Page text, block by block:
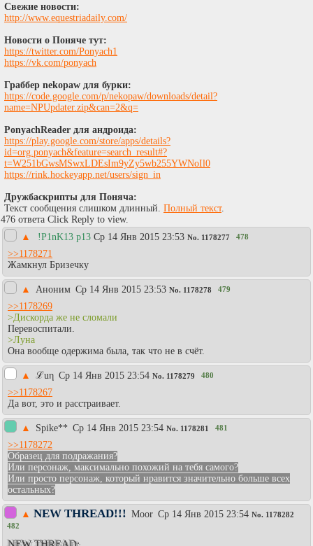
Свежие новости:
http://www.equestriadaily.com/
Новости о Поняче тут:
https://twitter.com/Ponyach1
https://vk.com/ponyach
Граббер nekopaw для бурки:
https://code.google.com/p/nekopaw/downloads/detail?
name=NPUpdater.zip&can=2&q=
PonyachReader для андроида:
https://play.google.com/store/apps/details?
id=org.ponyach&feature=search_result#?
t=W251bGwsMSwxLDEsIm9yZy5wb255YWNoIl0
https://rink.hockeyapp.net/users/sign_in
Дружбаскрипты для Поняча:
Текст сообщения слишком длинный. Полный текст.
476 ответа Click Reply to view.
▲
!P1nK13 p13 Ср 14 Янв 2015 23:53 No. 1178277 478
>>1178271
Жамкнул Бризечку
▲ Аноним Ср 14 Янв 2015 23:53 No. 1178278 479
>>1178269
>Дискорда же не сломали
Перевоспитали.
>Луна
Она вообще одержима была, так что не в счёт.
▲ ℒuη Ср 14 Янв 2015 23:54 No. 1178279 480
>>1178267
Да вот, это и расстраивает.
▲ Spike** Ср 14 Янв 2015 23:54 No. 1178281 481
>>1178272
Образец для подражания?
Или персонаж, максимально похожий на тебя самого?
Или просто персонаж, который нравится значительно больше всех
остальных?
▲ NEW THREAD!!! Moor Ср 14 Янв 2015 23:54 No. 1178282
482
NEW THREAD: